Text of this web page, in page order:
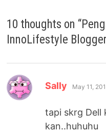
10 thoughts on “
InnoLifestyle
Sally says:
May 11,
tapi skrg Dell
kan..huhuhu